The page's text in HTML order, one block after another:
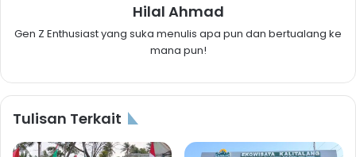
Hilal Ahmad
Gen Z Enthusiast yang suka menulis apa pun dan bertualang ke
mana pun!
Tulisan Terkait